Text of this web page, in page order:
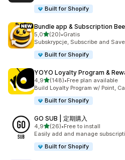
Built for Shopify
Bundle app & Subscription
5,0na 5 gwiazdek
(20)
Łączna liczba recenzji: 20
•Gratis
Subskrypcje, Subscribe and
Built for Shopify
YOYO Loyalty Program &
4,9na 5 gwiazdek
(148)
Łączna liczba recenzji: 148
•Free plan available
Build Loyalty Program w/ Point,
Built for Shopify
GO SUB | 定期購入
4,9na 5 gwiazdek
(26)
Łączna liczba recenzji: 26
•Free to install
Easily add and manage
Built for Shopify